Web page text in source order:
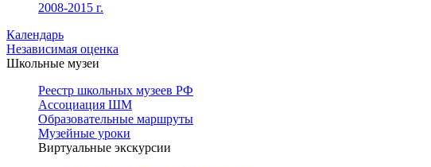
2008-2015 г.
Календарь
Независимая оценка
Школьные музеи
Реестр школьных музеев РФ
Ассоциация ШМ
Образовательные маршруты
Музейные уроки
Виртуальные экскурсии